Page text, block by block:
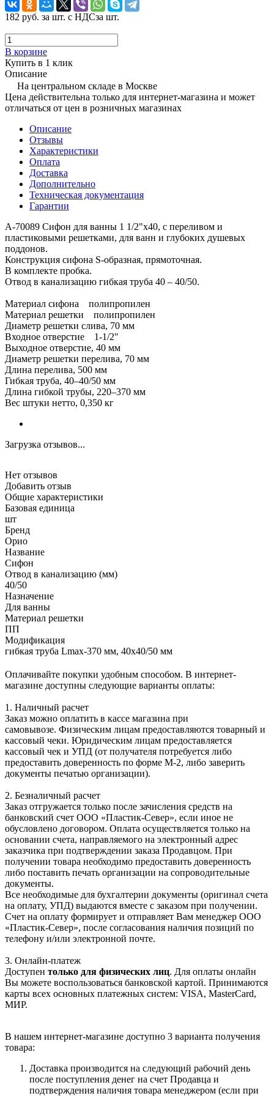
182 руб. за шт. с НДСза шт.
В корзине
Купить в 1 клик
Описание
На центральном складе в Москве
Цена действительна только для интернет-магазина и может
отличаться от цен в розничных магазинах
Описание
Отзывы
Характеристики
Оплата
Доставка
Дополнительно
Техническая документация
Гарантии
А-70089 Сифон для ванны 1 1/2"х40, с переливом и
пластиковыми решетками, для ванн и глубоких душевых
поддонов.
Конструкция сифона S-образная, прямоточная.
В комплекте пробка.
Отвод в канализацию гибкая труба 40 – 40/50.
Материал сифона полипропилен
Материал решетки полипропилен
Диаметр решетки слива, 70 мм
Входное отверстие 1-1/2"
Выходное отверстие, 40 мм
Диаметр решетки перелива, 70 мм
Длина перелива, 500 мм
Гибкая труба, 40–40/50 мм
Длина гибкой трубы, 220–370 мм
Вес штуки нетто, 0,350 кг
Загрузка отзывов...
Нет отзывов
Добавить отзыв
Общие характеристики
Базовая единица
шт
Бренд
Орио
Название
Сифон
Отвод в канализацию (мм)
40/50
Назначение
Для ванны
Материал решетки
ПП
Модификация
гибкая труба Lmax-370 мм, 40х40/50 мм
Оплачивайте покупки удобным способом. В интернет-
магазине доступны следующие варианты оплаты:
1. Наличный расчет
Заказ можно оплатить в кассе магазина при
самовывозе. Физическим лицам предоставляются товарный и
кассовый чеки. Юридическим лицам предоставляется
кассовый чек и УПД (от получателя потребуется либо
предоставить доверенность по форме М-2, либо заверить
документы печатью организации).
2. Безналичный расчет
Заказ отгружается только после зачисления средств на
банковский счет ООО «Пластик-Север», если иное не
обусловлено договором. Оплата осуществляется только на
основании счета, направляемого на электронный адрес
заказчика при подтверждении заказа Продавцом. При
получении товара необходимо предоставить доверенность
либо поставить печать организации на сопроводительные
документы.
Все необходимые для бухгалтерии документы (оригинал счета
на оплату, УПД) выдаются вместе с заказом при получении.
Счет на оплату формирует и отправляет Вам менеджер ООО
«Пластик-Север», после согласования наличия позиций по
телефону и/или электронной почте.
3. Онлайн-платеж
Доступен только для физических лиц. Для оплаты онлайн
Вы можете воспользоваться банковской картой. Принимаются
карты всех основных платежных систем: VISA, MasterCard,
МИР.
В нашем интернет-магазине доступно 3 варианта получения
товара:
Доставка производится на следующий рабочий день
после поступления денег на счет Продавца и
подтверждения наличия товара менеджером (если при